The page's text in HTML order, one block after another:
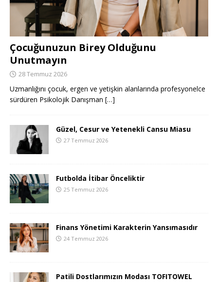
Çocuğunuzun Birey Olduğunu
Unutmayın
28 Temmuz 2026
Uzmanlığını çocuk, ergen ve yetişkin alanlarında profesyonelce
sürdüren Psikolojik Danışman […]
Güzel, Cesur ve Yetenekli Cansu Miasu
27 Temmuz 2026
Futbolda İtibar Önceliktir
25 Temmuz 2026
Finans Yönetimi Karakterin Yansımasıdır
24 Temmuz 2026
Patili Dostlarımızın Modası TOFITOWEL